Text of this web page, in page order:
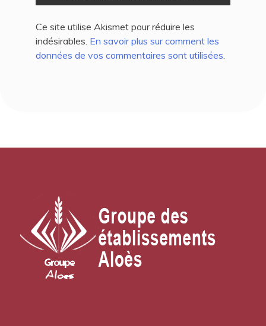
Ce site utilise Akismet pour réduire les
indésirables. En savoir plus sur comment les
données de vos commentaires sont utilisées